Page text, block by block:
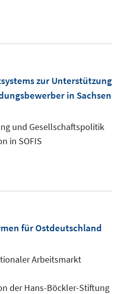
zur Unterstützung
in Sachsen
und Gesellschaftspolitik
in SOFIS
für Ostdeutschland
Arbeitsmarkt
der Hans-Böckler-Stiftung